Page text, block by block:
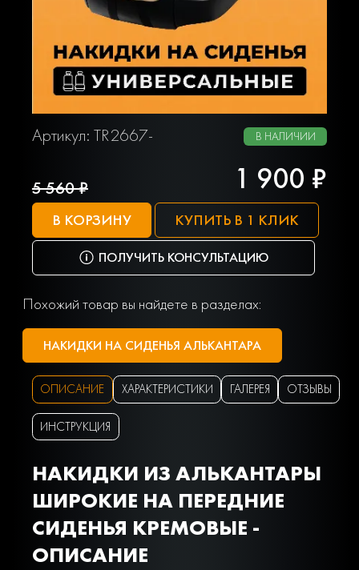
Артикул: TR2667- В НАЛИЧИИ
5 560 ₽ 1 900 ₽
В КОРЗИНУ КУПИТЬ В 1 КЛИК
ПОЛУЧИТЬ КОНСУЛЬТАЦИЮ
Похожий товар вы найдете в разделах:
НАКИДКИ НА СИДЕНЬЯ АЛЬКАНТАРА
ОПИСАНИЕ ХАРАКТЕРИСТИКИ ГАЛЕРЕЯ ОТЗЫВЫ
ИНСТРУКЦИЯ
НАКИДКИ ИЗ АЛЬКАНТАРЫ
ШИРОКИЕ НА ПЕРЕДНИЕ
СИДЕНЬЯ КРЕМОВЫЕ -
ОПИСАНИЕ